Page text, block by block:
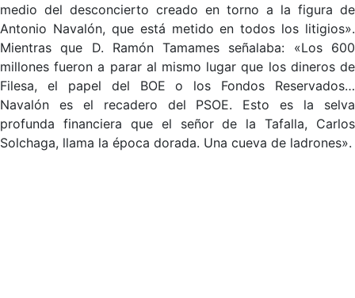
medio del desconcierto creado en torno a la figura de
Antonio Navalón, que está metido en todos los litigios».
Mientras que D. Ramón Tamames señalaba: «Los 600
millones fueron a parar al mismo lugar que los dineros de
Filesa, el papel del BOE o los Fondos Reservados…
Navalón es el recadero del PSOE. Esto es la selva
profunda financiera que el señor de la Tafalla, Carlos
Solchaga, llama la época dorada. Una cueva de ladrones».